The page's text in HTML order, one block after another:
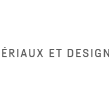
ET DESIGN